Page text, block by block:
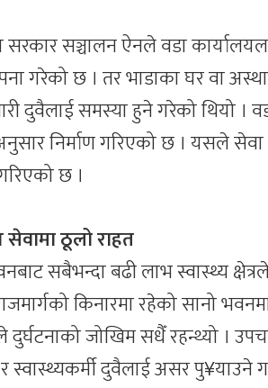
सरकार सञ्चालन ऐनले वडा
गरेको छ । तर भाडाका घर वा
दुवैलाई समस्या हुने गरेको थियो
निर्माण गरिएको छ । यसले सेवा
छ ।
सेवामा ठूलो राहत
सबैभन्दा बढी लाभ स्वास्थ्य
किनारमा रहेको सानो
जोखिम सधैँ रहन्थ्यो ।
र स्वास्थ्यकर्मी दुवैलाई असर पु¥याउने